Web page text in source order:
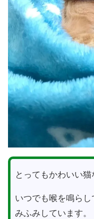
とってもかわいい猫
いつでも喉を鳴ら
みふみしています。